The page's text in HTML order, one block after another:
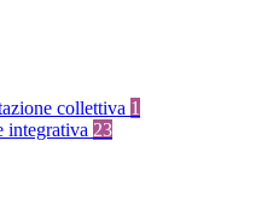
collettiva 1
integrativa 23